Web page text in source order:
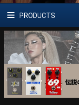
PRODUCTS